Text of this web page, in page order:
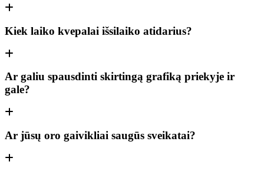
Kiek laiko kvepalai išsilaiko atidarius?
Ar galiu spausdinti skirtingą grafiką priekyje ir
gale?
Ar jūsų oro gaivikliai saugūs sveikatai?